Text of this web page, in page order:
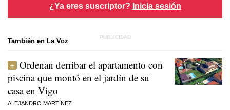
¿Ya eres suscriptor? Inicia sesión
También en La Voz
Ordenan derribar el apartamento con
piscina que montó en el jardín de su
casa en Vigo
ALEJANDRO MARTÍNEZ